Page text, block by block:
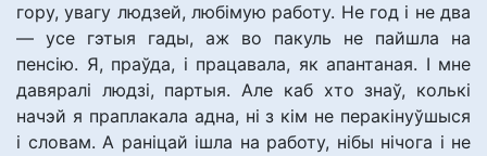
гору, увагу людзей, любімую работу. Не год і не два
— усе гэтыя гады, аж во пакуль не пайшла на
пенсію. Я, праўда, і працавала, як апантаная. І мне
давяралі людзі, партыя. Але каб хто знаў, колькі
начэй я праплакала адна, ні з кім не перакінуўшыся
і словам. А раніцай ішла на работу, нібы нічога і не